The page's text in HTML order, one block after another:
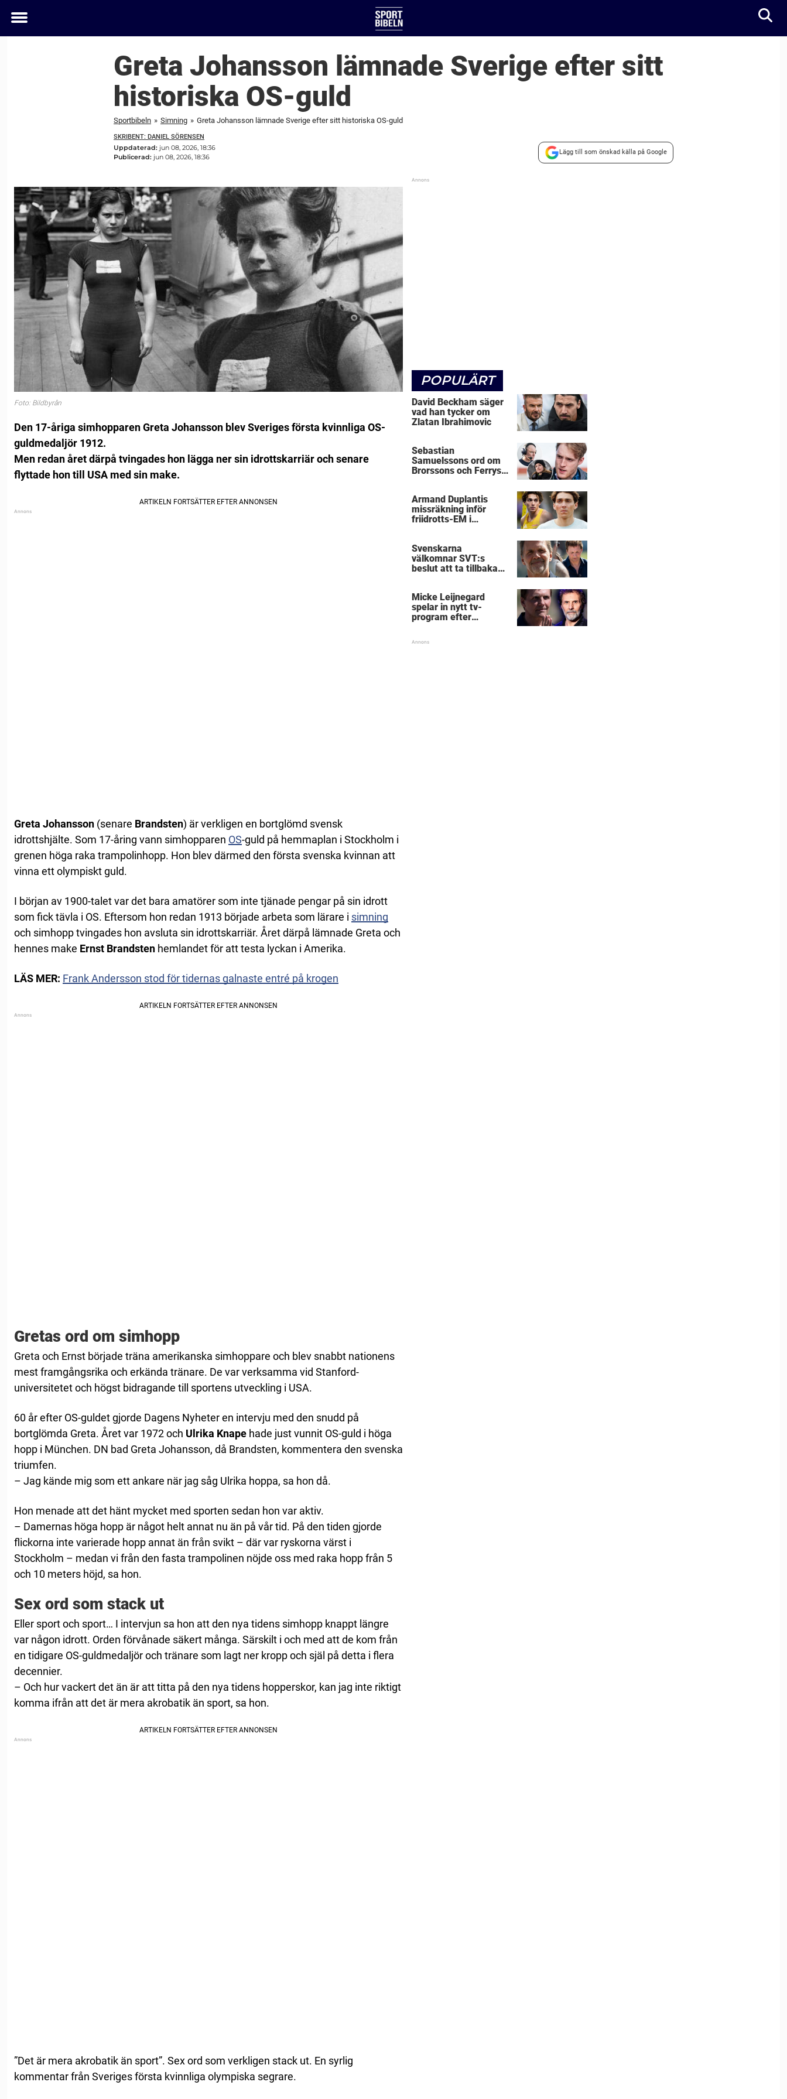
Toggle
Greta Johansson lämnade Sverige efter sitt
historiska OS-guld
Sportbibeln » Simning » Greta Johansson lämnade Sverige efter sitt historiska OS-guld
SKRIBENT: DANIEL SÖRENSEN
Uppdaterad: jun 08, 2026, 18:36
Publicerad: jun 08, 2026, 18:36
Lägg till som önskad källa på Google
Foto: Bildbyrån
Den 17-åriga simhopparen Greta Johansson blev Sveriges första kvinnliga OS-
guldmedaljör 1912.
Men redan året därpå tvingades hon lägga ner sin idrottskarriär och senare
flyttade hon till USA med sin make.
Greta Johansson (senare Brandsten) är verkligen en bortglömd svensk
idrottshjälte. Som 17-åring vann simhopparen OS-guld på hemmaplan i Stockholm i
grenen höga raka trampolinhopp. Hon blev därmed den första svenska kvinnan att
vinna ett olympiskt guld.
I början av 1900-talet var det bara amatörer som inte tjänade pengar på sin idrott
som fick tävla i OS. Eftersom hon redan 1913 började arbeta som lärare i simning
och simhopp tvingades hon avsluta sin idrottskarriär. Året därpå lämnade Greta och
hennes make Ernst Brandsten hemlandet för att testa lyckan i Amerika.
LÄS MER: Frank Andersson stod för tidernas galnaste entré på krogen
Gretas ord om simhopp
Greta och Ernst började träna amerikanska simhoppare och blev snabbt nationens
mest framgångsrika och erkända tränare. De var verksamma vid Stanford-
universitetet och högst bidragande till sportens utveckling i USA.
60 år efter OS-guldet gjorde Dagens Nyheter en intervju med den snudd på
bortglömda Greta. Året var 1972 och Ulrika Knape hade just vunnit OS-guld i höga
hopp i München. DN bad Greta Johansson, då Brandsten, kommentera den svenska
triumfen.
– Jag kände mig som ett ankare när jag såg Ulrika hoppa, sa hon då.
Hon menade att det hänt mycket med sporten sedan hon var aktiv.
– Damernas höga hopp är något helt annat nu än på vår tid. På den tiden gjorde
flickorna inte varierade hopp annat än från svikt – där var ryskorna värst i
Stockholm – medan vi från den fasta trampolinen nöjde oss med raka hopp från 5
och 10 meters höjd, sa hon.
Sex ord som stack ut
Eller sport och sport… I intervjun sa hon att den nya tidens simhopp knappt längre
var någon idrott. Orden förvånade säkert många. Särskilt i och med att de kom från
en tidigare OS-guldmedaljör och tränare som lagt ner kropp och själ på detta i flera
decennier.
– Och hur vackert det än är att titta på den nya tidens hopperskor, kan jag inte riktigt
komma ifrån att det är mera akrobatik än sport, sa hon.
”Det är mera akrobatik än sport”. Sex ord som verkligen stack ut. En syrlig
kommentar från Sveriges första kvinnliga olympiska segrare.
POPULÄRT
David Beckham säger
vad han tycker om
Zlatan Ibrahimovic
Sebastian
Samuelssons ord om
Brorssons och Ferrys
Armand Duplantis
missräkning inför
friidrotts-EM i
Svenskarna
välkomnar SVT:s
beslut att ta tillbaka
Micke Leijnegard
spelar in nytt tv-
program efter